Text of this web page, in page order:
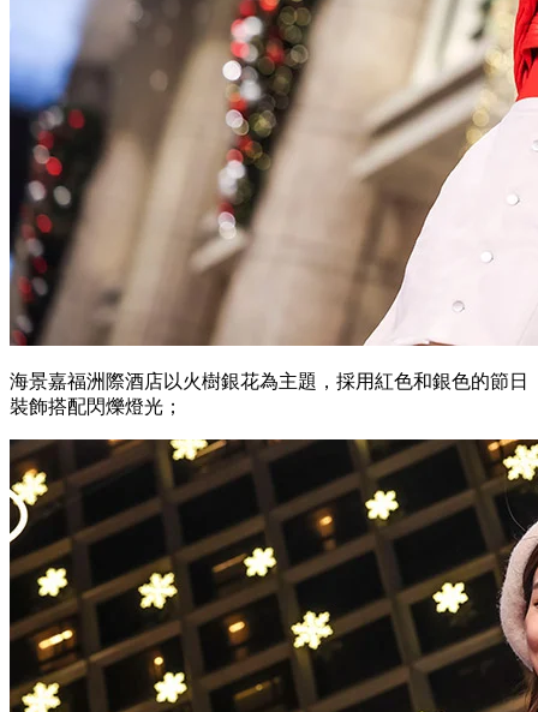
海景嘉福洲際酒店以火樹銀花為主題，採用紅色和銀色的節日
裝飾搭配閃爍燈光；